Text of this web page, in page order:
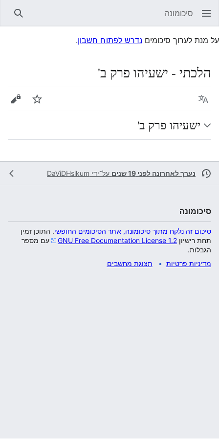
סיכומונה
על מנת לערוך סיכומים נדרש לפתוח חשבון.
הלכתי - ישעיהו פרק ב'
שפה עקוב
ישעיהו פרק ב'
נערך לאחרונה לפני 19 שנים על־ידי DaViDHsikum
סיכומונה
סיכום זה נלקח מתוך סיכומונה, אתר הסיכומים החופשי. התוכן זמין
תחת רישיוןGNU Free Documentation License 1.2
עם מספר
הגבלות.
מדיניות פרטיות
תצוגת מחשבים